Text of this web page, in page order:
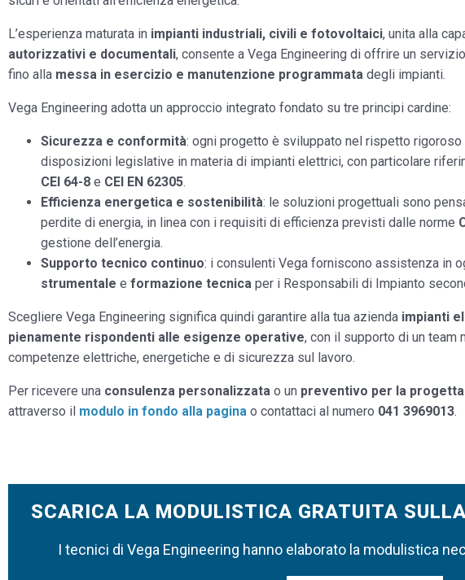
L’esperienza maturata in impianti industriali, civili e fotovoltaici, unita alla
autorizzativi e documentali, consente a Vega Engineering di offrire un
fino alla messa in esercizio e manutenzione programmata degli impianti.
Vega Engineering adotta un approccio integrato fondato su tre principi cardine:
Sicurezza e conformità: ogni progetto è sviluppato nel rispetto
disposizioni legislative in materia di impianti elettrici, con particolare
CEI 64-8 e CEI EN 62305.
Efficienza energetica e sostenibilità: le soluzioni progettuali sono
perdite di energia, in linea con i requisiti di efficienza previsti dalle norme
gestione dell’energia.
Supporto tecnico continuo: i consulenti Vega forniscono assistenza in
strumentale e formazione tecnica per i Responsabili di Impianto
Scegliere Vega Engineering significa quindi garantire alla tua azienda impianti
pienamente rispondenti alle esigenze operative, con il supporto di un team
competenze elettriche, energetiche e di sicurezza sul lavoro.
Per ricevere una consulenza personalizzata o un preventivo per la
attraverso il modulo in fondo alla pagina o contattaci al numero 041 3969013.
SCARICA LA MODULISTICA GRATUITA
I tecnici di Vega Engineering hanno elaborato la modulistica